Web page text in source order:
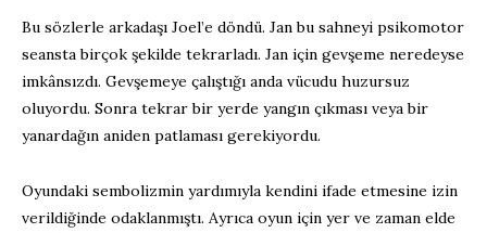
Bu sözlerle arkadaşı Joel’e döndü. Jan bu sahneyi psikomotor
seansta birçok şekilde tekrarladı. Jan için gevşeme neredeyse
imkânsızdı. Gevşemeye çalıştığı anda vücudu huzursuz
oluyordu. Sonra tekrar bir yerde yangın çıkması veya bir
yanardağın aniden patlaması gerekiyordu.
Oyundaki sembolizmin yardımıyla kendini ifade etmesine izin
verildiğinde odaklanmıştı. Ayrıca oyun için yer ve zaman elde